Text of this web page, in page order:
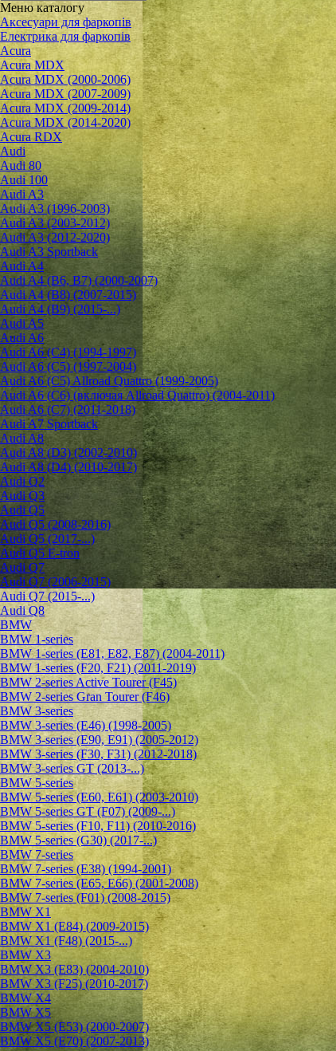
Менюкаталогу
Аксесуари для фаркопів
Електрика для фаркопів
Acura
Acura MDX
Acura MDX (2000-2006)
Acura MDX (2007-2009)
Acura MDX (2009-2014)
Acura MDX (2014-2020)
Acura RDX
Audi
Audi 80
Audi 100
Audi A3
Audi A3 (1996-2003)
Audi A3 (2003-2012)
Audi A3 (2012-2020)
Audi A3 Sportback
Audi A4
Audi A4 (B6, B7) (2000-2007)
Audi A4 (B8) (2007-2015)
Audi A4 (B9) (2015-...)
Audi A5
Audi A6
Audi A6 (C4) (1994-1997)
Audi A6 (C5) (1997-2004)
Audi A6 (C5) Allroad Quattro (1999-2005)
Audi A6 (C6) (включая Allroad Quattro) (2004-2011)
Audi A6 (C7) (2011-2018)
Audi A7 Sportback
Audi A8
Audi A8 (D3) (2002-2010)
Audi A8 (D4) (2010-2017)
Audi Q2
Audi Q3
Audi Q5
Audi Q5 (2008-2016)
Audi Q5 (2017-...)
Audi Q5 E-tron
Audi Q7
Audi Q7 (2006-2015)
Audi Q7 (2015-...)
Audi Q8
BMW
BMW 1-series
BMW 1-series (E81, E82, E87) (2004-2011)
BMW 1-series (F20, F21) (2011-2019)
BMW 2-series Active Tourer (F45)
BMW 2-series Gran Tourer (F46)
BMW 3-series
BMW 3-series (E46) (1998-2005)
BMW 3-series (E90, E91) (2005-2012)
BMW 3-series (F30, F31) (2012-2018)
BMW 3-series GT (2013-...)
BMW 5-series
BMW 5-series (E60, E61) (2003-2010)
BMW 5-series GT (F07) (2009-...)
BMW 5-series (F10, F11) (2010-2016)
BMW 5-series (G30) (2017-...)
BMW 7-series
BMW 7-series (E38) (1994-2001)
BMW 7-series (E65, E66) (2001-2008)
BMW 7-series (F01) (2008-2015)
BMW X1
BMW X1 (E84) (2009-2015)
BMW X1 (F48) (2015-...)
BMW X3
BMW X3 (E83) (2004-2010)
BMW X3 (F25) (2010-2017)
BMW X4
BMW X5
BMW X5 (E53) (2000-2007)
BMW X5 (E70) (2007-2013)